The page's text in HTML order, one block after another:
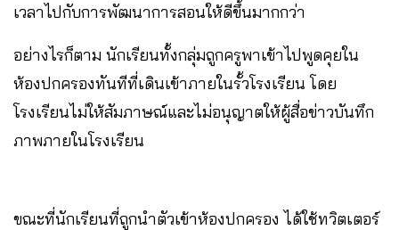
เวลาไปกับการพัฒนาการสอนให้ดีขึ้นมากกว่า
อย่างไรก็ตาม นักเรียนทั้งกลุ่มถูกครูพาเข้าไปพูดคุยใน
ห้องปกครองทันทีที่เดินเข้าภายในรั้วโรงเรียน โดย
โรงเรียนไม่ให้สัมภาษณ์และไม่อนุญาตให้ผู้สื่อข่าวบันทึก
ภาพภายในโรงเรียน
ขณะที่นักเรียนที่ถูกนำตัวเข้าห้องปกครอง ได้ใช้ทวิตเตอร์